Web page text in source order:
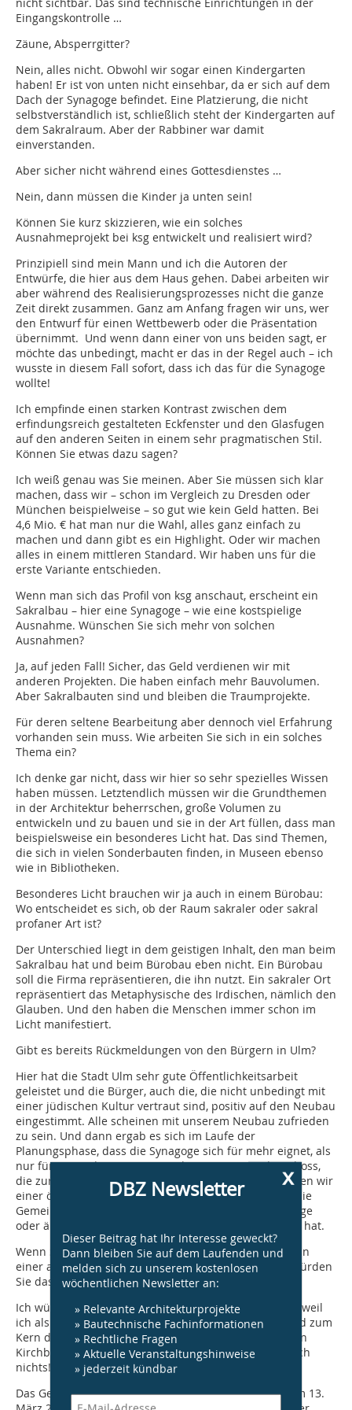
nicht sichtbar. Das sind technische Einrichtungen in der
Eingangskontrolle …
Zäune, Absperrgitter?
Nein, alles nicht. Obwohl wir sogar einen Kindergarten
haben! Er ist von unten nicht einsehbar, da er sich auf dem
Dach der Synagoge befindet. Eine Platzierung, die nicht
selbstverständlich ist, schließlich steht der Kindergarten auf
dem Sakralraum. Aber der Rabbiner war damit
einverstanden.
Aber sicher nicht während eines Gottesdienstes …
Nein, dann müssen die Kinder ja unten sein!
Können Sie kurz skizzieren, wie ein solches
Ausnahmeprojekt bei ksg entwickelt und realisiert wird?
Prinzipiell sind mein Mann und ich die Autoren der
Entwürfe, die hier aus dem Haus gehen. Dabei arbeiten wir
aber während des Realisierungsprozesses nicht die ganze
Zeit direkt zusammen. Ganz am Anfang fragen wir uns, wer
den Entwurf für einen Wettbewerb oder die Präsentation
übernimmt. Und wenn dann einer von uns beiden sagt, er
möchte das unbedingt, macht er das in der Regel auch – ich
wusste in diesem Fall sofort, dass ich das für die Synagoge
wollte!
Ich empfinde einen starken Kontrast zwischen dem
erfindungsreich gestalteten Eckfenster und den Glasfugen
auf den anderen Seiten in einem sehr pragmatischen Stil.
Können Sie etwas dazu sagen?
Ich weiß genau was Sie meinen. Aber Sie müssen sich klar
machen, dass wir – schon im Vergleich zu Dresden oder
München beispielweise – so gut wie kein Geld hatten. Bei
4,6 Mio. € hat man nur die Wahl, alles ganz einfach zu
machen und dann gibt es ein Highlight. Oder wir machen
alles in einem mittleren Standard. Wir haben uns für die
erste Variante entschieden.
Wenn man sich das Profil von ksg anschaut, erscheint ein
Sakralbau – hier eine Synagoge – wie eine kostspielige
Ausnahme. Wünschen Sie sich mehr von solchen
Ausnahmen?
Ja, auf jeden Fall! Sicher, das Geld verdienen wir mit
anderen Projekten. Die haben einfach mehr Bauvolumen.
Aber Sakralbauten sind und bleiben die Traumprojekte.
Für deren seltene Bearbeitung aber dennoch viel Erfahrung
vorhanden sein muss. Wie arbeiten Sie sich in ein solches
Thema ein?
Ich denke gar nicht, dass wir hier so sehr spezielles Wissen
haben müssen. Letztendlich müssen wir die Grundthemen
in der Architektur beherrschen, große Volumen zu
entwickeln und zu bauen und sie in der Art füllen, dass man
beispielsweise ein besonderes Licht hat. Das sind Themen,
die sich in vielen Sonderbauten finden, in Museen ebenso
wie in Bibliotheken.
Besonderes Licht brauchen wir ja auch in einem Bürobau:
Wo entscheidet es sich, ob der Raum sakraler oder sakral
profaner Art ist?
Der Unterschied liegt in dem geistigen Inhalt, den man beim
Sakralbau hat und beim Bürobau eben nicht. Ein Bürobau
soll die Firma repräsentieren, die ihn nutzt. Ein sakraler Ort
repräsentiert das Metaphysische des Irdischen, nämlich den
Glauben. Und den haben die Menschen immer schon im
Licht manifestiert.
Gibt es bereits Rückmeldungen von den Bürgern in Ulm?
Hier hat die Stadt Ulm sehr gute Öffentlichkeitsarbeit
geleistet und die Bürger, auch die, die nicht unbedingt mit
einer jüdischen Kultur vertraut sind, positiv auf den Neubau
eingestimmt. Alle scheinen mit unserem Neubau zufrieden
zu sein. Und dann ergab es sich im Laufe der
Planungsphase, dass die Synagoge sich für mehr eignet, als
nur für Gottesdienste. Der Bau hat Türen im Erdgeschoss,
die zur Halle hin geöffnet werden können. Damit folgten wir
einer öffentlichen Wahrnehmung, dass sich nämlich die
Gemeinde Veranstaltungen, also Konzerte oder Vorträge
oder ähnliches für ihr Haus von Anfang an gewünscht hat.
Wenn Sie noch einmal eine Synagoge bauen würden, in
einer anderen Stadt, für einen anderen Bauherren: Würden
Sie das noch mal machen und dann ganz anders?
Ich würde es sofort noch mal machen, vielleicht auch, weil
ich als praktizierende Christin einen gewissen Abstand zum
Kern der Bauaufgabe habe, mehr jedenfalls, als zu den
Kirchbauten. Was würde ich anders machen? Eigentlich
nichts!
Das Gespräch führte DBZ-Redakteur Benedikt Kraft am 13.
x
DBZ Newsletter
Dieser Beitrag hat Ihr Interesse geweckt?
Dann bleiben Sie auf dem Laufenden und
melden sich zu unserem kostenlosen
wöchentlichen Newsletter an:
» Relevante Architekturprojekte
» Bautechnische Fachinformationen
» Rechtliche Fragen
» Aktuelle Veranstaltungshinweise
» jederzeit kündbar